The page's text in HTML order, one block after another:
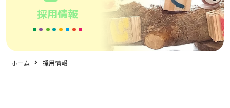
採用情報
ホーム 採用情報